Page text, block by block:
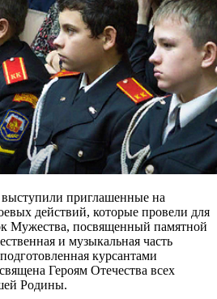
приглашенные на
действий, которые провели для
Мужества, посвященный памятной
и музыкальная часть
курсантами
Героям Отечества всех
Родины.